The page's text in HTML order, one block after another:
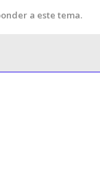
a este tema.